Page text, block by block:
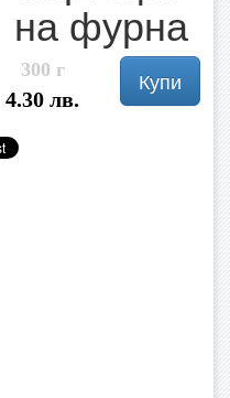
на фурна
300 г
4.30 лв.
Купи